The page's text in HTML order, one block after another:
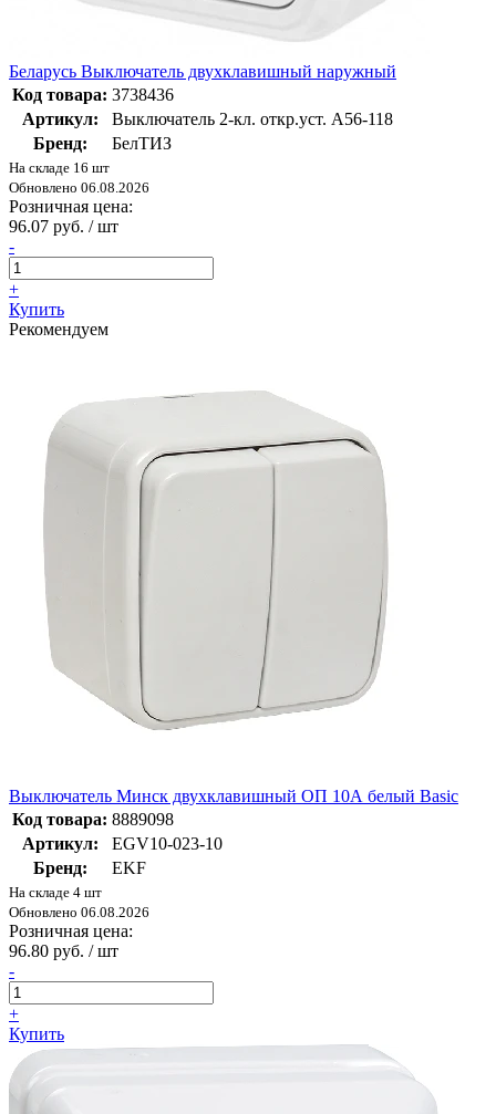
Беларусь Выключатель двухклавишный наружный
Код товара: 3738436
Артикул:
Выключатель 2-кл. откр.уст. А56-118
Бренд:
БелТИЗ
На складе 16 шт
Обновлено 06.08.2026
Розничная цена:
96.07 руб. / шт
-
+
Купить
Рекомендуем
Выключатель Минск двухклавишный ОП 10А белый Basic
Код товара: 8889098
Артикул:
EGV10-023-10
Бренд:
EKF
На складе 4 шт
Обновлено 06.08.2026
Розничная цена:
96.80 руб. / шт
-
+
Купить